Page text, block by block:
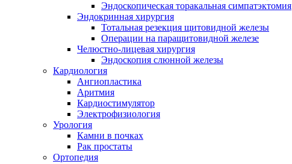
Эндоскопическая торакальная симпатэктомия
Эндокринная хирургия
Тотальная резекция щитовидной железы
Операции на паращитовидной железе
Челюстно-лицевая хирургия
Эндоскопия слюнной железы
Кардиология
Ангиопластика
Аритмия
Кардиостимулятор
Электрофизиология
Урология
Камни в почках
Рак простаты
Ортопедия